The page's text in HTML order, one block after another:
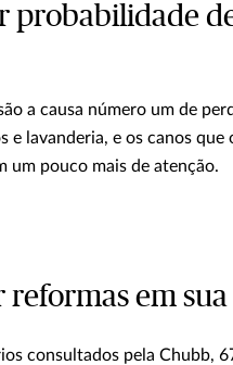
probabilidade
a causa número um de
e lavanderia, e os canos que
um pouco mais de atenção.
em sua
consultados pela Chubb,